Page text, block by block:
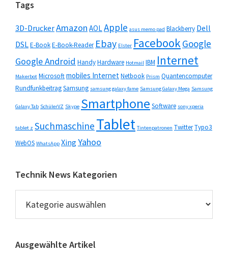
Seitenspalte
Tags
3D-DruckerAmazon AOLApple asus memo pad Blackberry Dell
DSLE-BookE-Book-Reader Ebay Elster FacebookGoogle
Google Android HandyHardware Hotmail IBM Internet
Makerbot Microsoftmobiles InternetNetbook Prism Quantencomputer
RundfunkbeitragSamsung samsung galaxy fame Samsung Galaxy Mega Samsung
Galaxy Tab SchülerVZ Skype Smartphone Software sony xperia
tablet z Suchmaschine Tablet Tintenpatronen TwitterTypo3
WebOS WhatsApp XingYahoo
Technik News Kategorien
News
Kategorien
Ausgewählte Artikel